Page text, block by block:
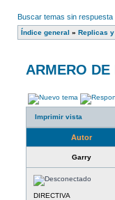
Buscar temas sin respuesta
Índice general » Replicas
ARMERO DE
Imprimir vista
Autor
Garry
DIRECTIVA